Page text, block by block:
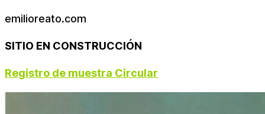
emilioreato.com
SITIO EN CONSTRUCCIÓN
Registro de muestra Circular